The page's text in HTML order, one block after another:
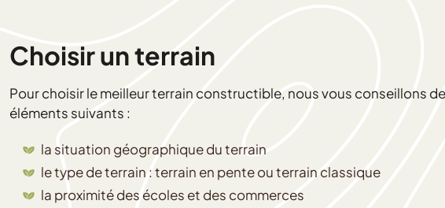
Choisir un terrain
Pour choisir le meilleur terrain constructible, nous vous conseillons
éléments suivants :
la situation géographique du terrain
le type de terrain : terrain en pente ou terrain classique
la proximité des écoles et des commerces